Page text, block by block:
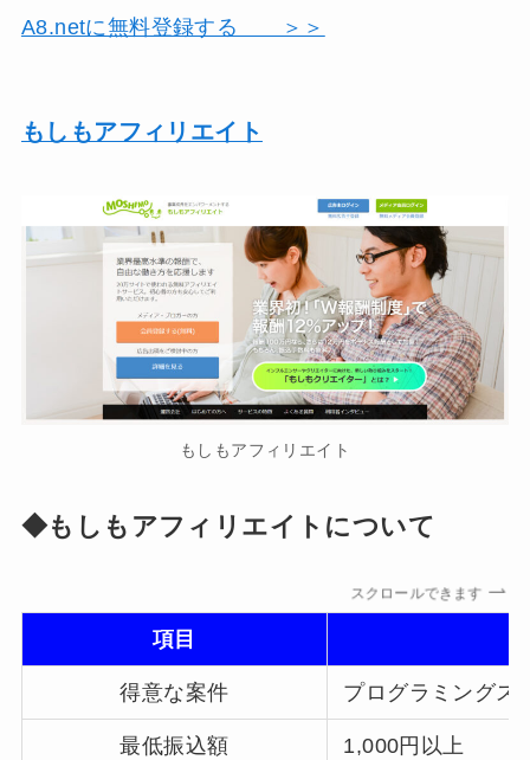
A8.netに無料登録する ＞＞
もしもアフィリエイト
もしもアフィリエイト
◆もしもアフィリエイトについて
スクロールできます
項目
得意な案件 プログラミングス
最低振込額 1,000円以上